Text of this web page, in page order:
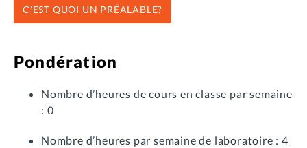
C'EST QUOI UN PRÉALABLE?
Pondération
Nombre d’heures de cours en classe par semaine
: 0
Nombre d’heures par semaine de laboratoire : 4